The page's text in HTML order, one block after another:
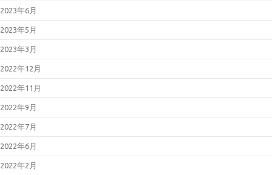
2023年6月
2023年5月
2023年3月
2022年12月
2022年11月
2022年9月
2022年7月
2022年6月
2022年2月